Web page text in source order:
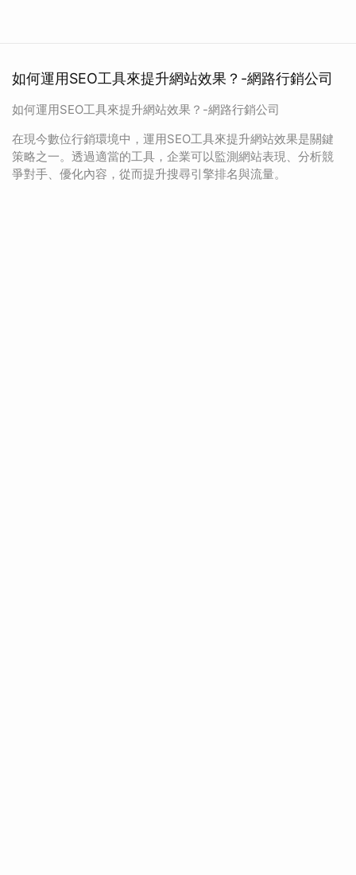
如何運用SEO工具來提升網站效果？-網路行銷公司
如何運用SEO工具來提升網站效果？-網路行銷公司
在現今數位行銷環境中，運用SEO工具來提升網站效果是關鍵
策略之一。透過適當的工具，企業可以監測網站表現、分析競
爭對手、優化內容，從而提升搜尋引擎排名與流量。